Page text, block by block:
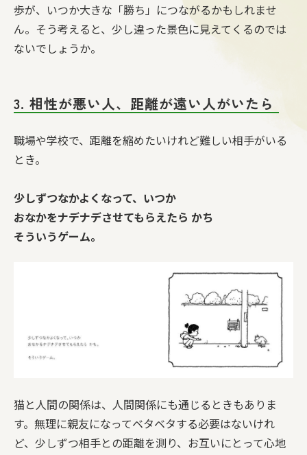
歩が、いつか大きな「勝ち」につながるかもしれませ
ん。そう考えると、少し違った景色に見えてくるのでは
ないでしょうか。
3. 相性が悪い人、距離が遠い人がいたら
職場や学校で、距離を縮めたいけれど難しい相手がいる
とき。
少しずつなかよくなって、いつか
おなかをナデナデさせてもらえたら かち
そういうゲーム。
猫と人間の関係は、人間関係にも通じるときもありま
す。無理に親友になってベタベタする必要はないけれ
ど、少しずつ相手との距離を測り、お互いにとって心地